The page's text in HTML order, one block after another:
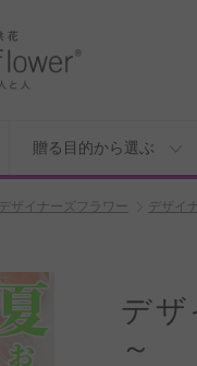
贈る目的から選ぶ
デザイナーズフラワー デザイ
デ
～